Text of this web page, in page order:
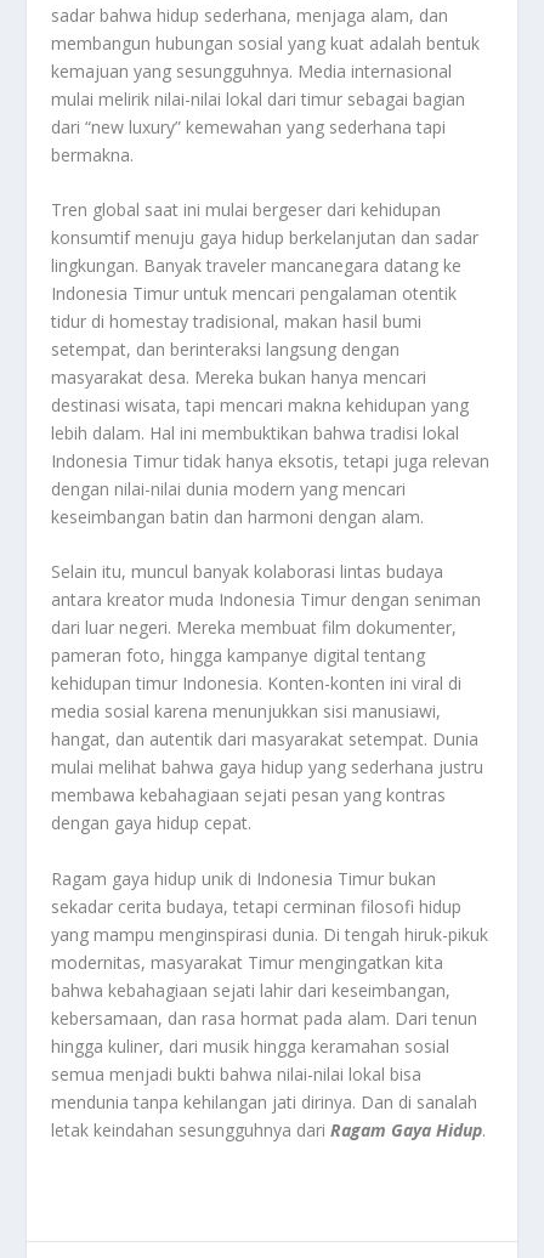
sadar bahwa hidup sederhana, menjaga alam, dan
membangun hubungan sosial yang kuat adalah bentuk
kemajuan yang sesungguhnya. Media internasional
mulai melirik nilai-nilai lokal dari timur sebagai bagian
dari “new luxury” kemewahan yang sederhana tapi
bermakna.
Tren global saat ini mulai bergeser dari kehidupan
konsumtif menuju gaya hidup berkelanjutan dan sadar
lingkungan. Banyak traveler mancanegara datang ke
Indonesia Timur untuk mencari pengalaman otentik
tidur di homestay tradisional, makan hasil bumi
setempat, dan berinteraksi langsung dengan
masyarakat desa. Mereka bukan hanya mencari
destinasi wisata, tapi mencari makna kehidupan yang
lebih dalam. Hal ini membuktikan bahwa tradisi lokal
Indonesia Timur tidak hanya eksotis, tetapi juga relevan
dengan nilai-nilai dunia modern yang mencari
keseimbangan batin dan harmoni dengan alam.
Selain itu, muncul banyak kolaborasi lintas budaya
antara kreator muda Indonesia Timur dengan seniman
dari luar negeri. Mereka membuat film dokumenter,
pameran foto, hingga kampanye digital tentang
kehidupan timur Indonesia. Konten-konten ini viral di
media sosial karena menunjukkan sisi manusiawi,
hangat, dan autentik dari masyarakat setempat. Dunia
mulai melihat bahwa gaya hidup yang sederhana justru
membawa kebahagiaan sejati pesan yang kontras
dengan gaya hidup cepat.
Ragam gaya hidup unik di Indonesia Timur bukan
sekadar cerita budaya, tetapi cerminan filosofi hidup
yang mampu menginspirasi dunia. Di tengah hiruk-pikuk
modernitas, masyarakat Timur mengingatkan kita
bahwa kebahagiaan sejati lahir dari keseimbangan,
kebersamaan, dan rasa hormat pada alam. Dari tenun
hingga kuliner, dari musik hingga keramahan sosial
semua menjadi bukti bahwa nilai-nilai lokal bisa
mendunia tanpa kehilangan jati dirinya. Dan di sanalah
letak keindahan sesungguhnya dariRagam Gaya Hidup.